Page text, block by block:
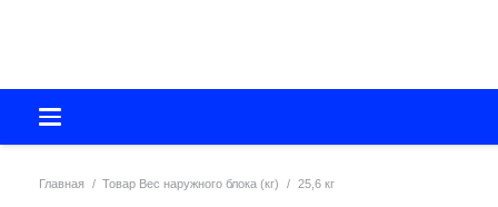
Главная / Товар Вес наружного блока (кг) / 25,6 кг